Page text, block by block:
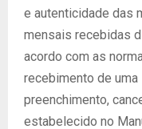
e autenticidade das
mensais recebidas
acordo com as
recebimento de uma
preenchimento,
estabelecido no